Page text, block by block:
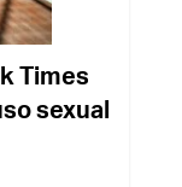
Times
sexual